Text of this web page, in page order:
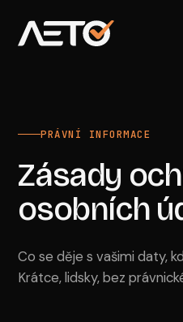
PRÁVNÍ INFORMACE
Zásady
osobních
Co se děje s vašimi daty,
Krátce, lidsky, bez